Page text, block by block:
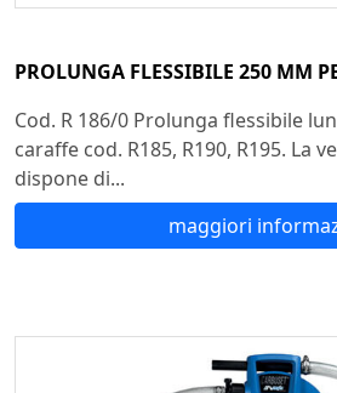
PROLUNGA FLESSIBILE 250 MM
Cod. R 186/0 Prolunga flessibile
caraffe cod. R185, R190, R195. La
dispone di...
maggiori